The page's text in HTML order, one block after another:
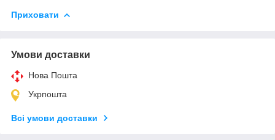
Приховати
Умови доставки
Нова Пошта
Укрпошта
Всі умови доставки